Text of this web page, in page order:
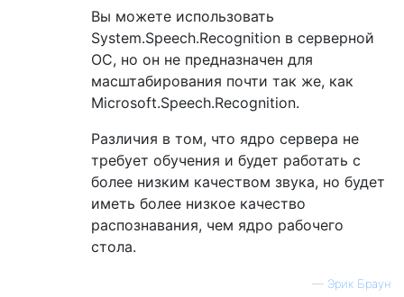
Вы можете использовать
System.Speech.Recognition в серверной
ОС, но он не предназначен для
масштабирования почти так же, как
Microsoft.Speech.Recognition.
Различия в том, что ядро ​​сервера не
требует обучения и будет работать с
более низким качеством звука, но будет
иметь более низкое качество
распознавания, чем ядро ​​рабочего
стола.
— Эрик Браун